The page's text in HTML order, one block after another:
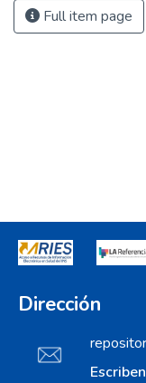
Full item page
Dirección